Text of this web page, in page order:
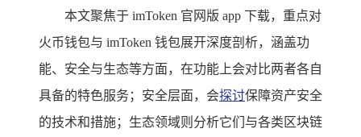
本文聚焦于 imToken 官网版 app 下载，重点对
火币钱包与 imToken 钱包展开深度剖析，涵盖功
能、安全与生态等方面，在功能上会对比两者各自
具备的特色服务；安全层面，会探讨保障资产安全
的技术和措施；生态领域则分析它们与各类区块链